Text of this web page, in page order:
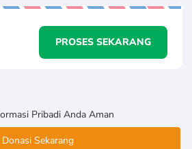
PROSES SEKARANG
Donasi Sekarang
Pribadi Anda Aman